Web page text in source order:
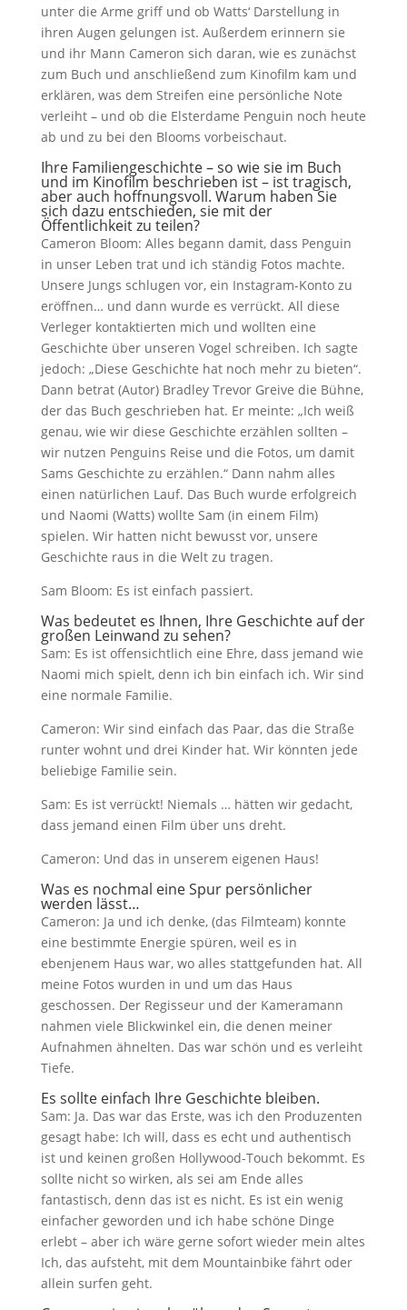
unter die Arme griff und ob Watts‘ Darstellung in
ihren Augen gelungen ist. Außerdem erinnern sie
und ihr Mann Cameron sich daran, wie es zunächst
zum Buch und anschließend zum Kinofilm kam und
erklären, was dem Streifen eine persönliche Note
verleiht – und ob die Elsterdame Penguin noch heute
ab und zu bei den Blooms vorbeischaut.
Ihre Familiengeschichte – so wie sie im Buch
und im Kinofilm beschrieben ist – ist tragisch,
aber auch hoffnungsvoll. Warum haben Sie
sich dazu entschieden, sie mit der
Öffentlichkeit zu teilen?
Cameron Bloom: Alles begann damit, dass Penguin
in unser Leben trat und ich ständig Fotos machte.
Unsere Jungs schlugen vor, ein Instagram-Konto zu
eröffnen… und dann wurde es verrückt. All diese
Verleger kontaktierten mich und wollten eine
Geschichte über unseren Vogel schreiben. Ich sagte
jedoch: „Diese Geschichte hat noch mehr zu bieten“.
Dann betrat (Autor) Bradley Trevor Greive die Bühne,
der das Buch geschrieben hat. Er meinte: „Ich weiß
genau, wie wir diese Geschichte erzählen sollten –
wir nutzen Penguins Reise und die Fotos, um damit
Sams Geschichte zu erzählen.“ Dann nahm alles
einen natürlichen Lauf. Das Buch wurde erfolgreich
und Naomi (Watts) wollte Sam (in einem Film)
spielen. Wir hatten nicht bewusst vor, unsere
Geschichte raus in die Welt zu tragen.
Sam Bloom: Es ist einfach passiert.
Was bedeutet es Ihnen, Ihre Geschichte auf der
großen Leinwand zu sehen?
Sam: Es ist offensichtlich eine Ehre, dass jemand wie
Naomi mich spielt, denn ich bin einfach ich. Wir sind
eine normale Familie.
Cameron: Wir sind einfach das Paar, das die Straße
runter wohnt und drei Kinder hat. Wir könnten jede
beliebige Familie sein.
Sam: Es ist verrückt! Niemals … hätten wir gedacht,
dass jemand einen Film über uns dreht.
Cameron: Und das in unserem eigenen Haus!
Was es nochmal eine Spur persönlicher
werden lässt…
Cameron: Ja und ich denke, (das Filmteam) konnte
eine bestimmte Energie spüren, weil es in
ebenjenem Haus war, wo alles stattgefunden hat. All
meine Fotos wurden in und um das Haus
geschossen. Der Regisseur und der Kameramann
nahmen viele Blickwinkel ein, die denen meiner
Aufnahmen ähnelten. Das war schön und es verleiht
Tiefe.
Es sollte einfach Ihre Geschichte bleiben.
Sam: Ja. Das war das Erste, was ich den Produzenten
gesagt habe: Ich will, dass es echt und authentisch
ist und keinen großen Hollywood-Touch bekommt. Es
sollte nicht so wirken, als sei am Ende alles
fantastisch, denn das ist es nicht. Es ist ein wenig
einfacher geworden und ich habe schöne Dinge
erlebt – aber ich wäre gerne sofort wieder mein altes
Ich, das aufsteht, mit dem Mountainbike fährt oder
allein surfen geht.